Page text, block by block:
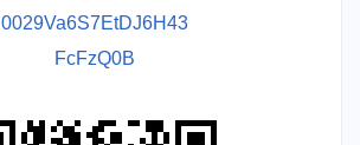
0029Va6S7EtDJ6H43
FcFzQ0B